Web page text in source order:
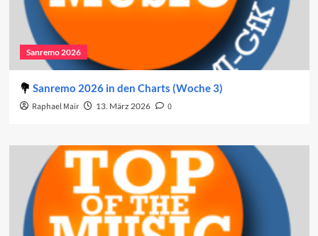
Sanremo 2026
Sanremo 2026 in den Charts (Woche 3)
Raphael Mair 13. März 2026 0